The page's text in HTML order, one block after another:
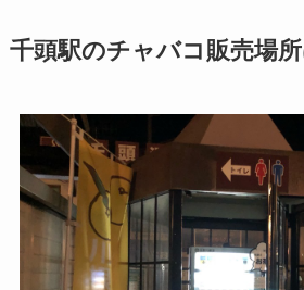
千頭駅のチャバコ販売場所